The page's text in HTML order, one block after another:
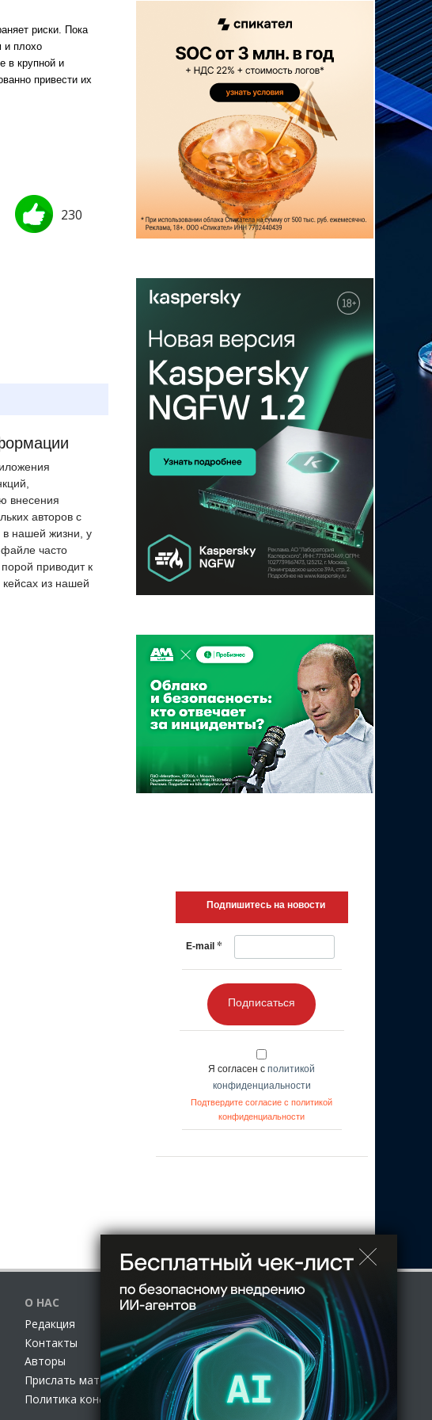
риски. Пока
и плохо
в крупной и
привести их
230
внесения
авторов с
в нашей жизни, у
часто
приводит к
из нашей
Подпишитесь на новости
E-mail *
Подписаться
Я согласен с политикой
конфиденциальности
Подтвердите согласие с политикой
конфиденциальности
О НАС
Редакция
Контакты
Авторы
Прислать материал
Политика конфиденциальности